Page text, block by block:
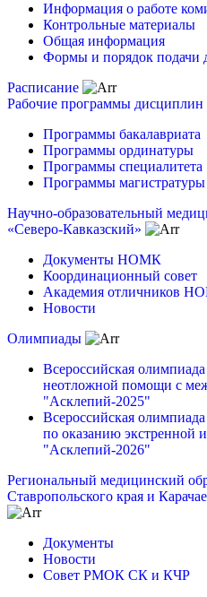
Информация о работе
Контрольные материалы
Общая информация
Формы и порядок подачи
Расписание
Рабочие программы дисциплин
Программы бакалавриата
Программы ординатуры
Программы специалитета
Программы магистратуры
Научно-образовательный
«Северо-Кавказский»
Документы НОМК
Координационный совет
Академия отличников
Новости
Олимпиады
Всероссийская
неотложной помощи с
"Асклепий-2025"
Всероссийская
по оказанию экстренной
"Асклепий-2026"
Региональный медицинский
Ставропольского края и
Документы
Новости
Совет РМОК СК и КЧР